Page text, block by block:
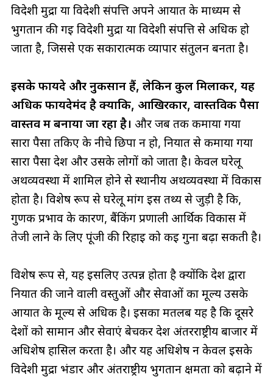
विदेशी मुद्रा या विदेशी संपत्ति अपने आयात के माध्यम से
भुगतान की गई विदेशी मुद्रा या विदेशी संपत्ति से अधिक हो
जाता है, जिससे एक सकारात्मक व्यापार संतुलन बनता है।
इसके फायदे और नुकसान हैं, लेकिन कुल मिलाकर, यह
अधिक फायदेमंद है क्योंकि, आखिरकार, वास्तविक पैसा
वास्तव में बनाया जा रहा है। और जब तक कमाया गया
सारा पैसा तकिए के नीचे छिपा न हो, निर्यात से कमाया गया
सारा पैसा देश और उसके लोगों को जाता है। केवल घरेलू
अर्थव्यवस्था में शामिल होने से स्थानीय अर्थव्यवस्था में विकास
होता है। विशेष रूप से घरेलू मांग इस तथ्य से जुड़ी है कि,
गुणक प्रभाव के कारण, बैंकिंग प्रणाली आर्थिक विकास में
तेजी लाने के लिए पूंजी की रिहाई को कई गुना बढ़ा सकती है।
विशेष रूप से, यह इसलिए उत्पन्न होता है क्योंकि देश द्वारा
निर्यात की जाने वाली वस्तुओं और सेवाओं का मूल्य उसके
आयात के मूल्य से अधिक है। इसका मतलब यह है कि दूसरे
देशों को सामान और सेवाएं बेचकर देश अंतरराष्ट्रीय बाजार में
अधिशेष हासिल करता है। और यह अधिशेष न केवल इसके
विदेशी मुद्रा भंडार और अंतर्राष्ट्रीय भुगतान क्षमता को बढ़ाने में